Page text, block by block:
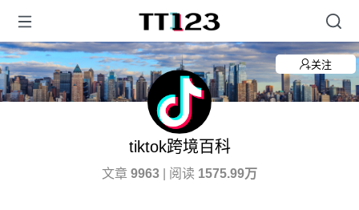
关注
tiktok跨境百科
文章 9963 | 阅读 1575.99万